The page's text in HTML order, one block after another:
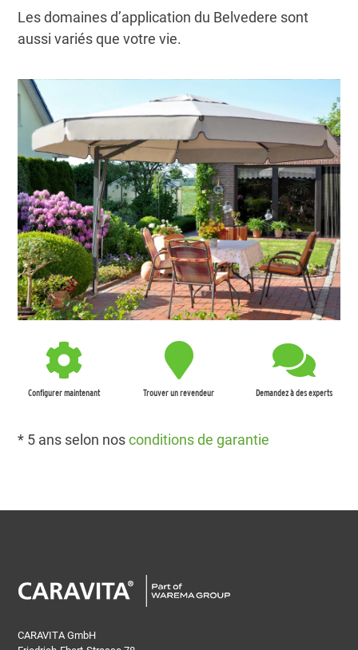
Les domaines d’application du Belvedere sont
aussi variés que votre vie.
Configurer maintenant Trouver un revendeur Demandez à des experts
* 5 ans selon nosconditions de garantie
CARAVITA GmbH